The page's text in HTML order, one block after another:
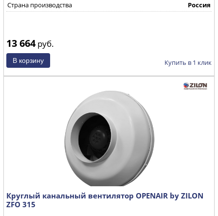
Страна производства
Россия
13 664руб.
Купить в 1 клик
Круглый канальный вентилятор OPENAIR by ZILON
ZFO 315